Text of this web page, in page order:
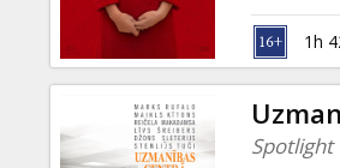
acīm.
Bet ko
latviešu
1h
Spotlight